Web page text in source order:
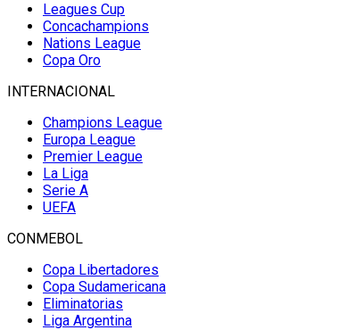
Leagues Cup
Concachampions
Nations League
Copa Oro
INTERNACIONAL
Champions League
Europa League
Premier League
La Liga
Serie A
UEFA
CONMEBOL
Copa Libertadores
Copa Sudamericana
Eliminatorias
Liga Argentina